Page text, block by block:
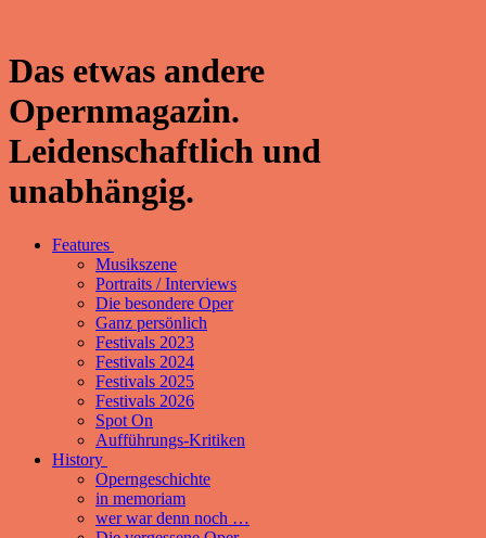
Das etwas andere
Opernmagazin.
Leidenschaftlich und
unabhängig.
Features
Musikszene
Portraits / Interviews
Die besondere Oper
Ganz persönlich
Festivals 2023
Festivals 2024
Festivals 2025
Festivals 2026
Spot On
Aufführungs-Kritiken
History
Operngeschichte
in memoriam
wer war denn noch …